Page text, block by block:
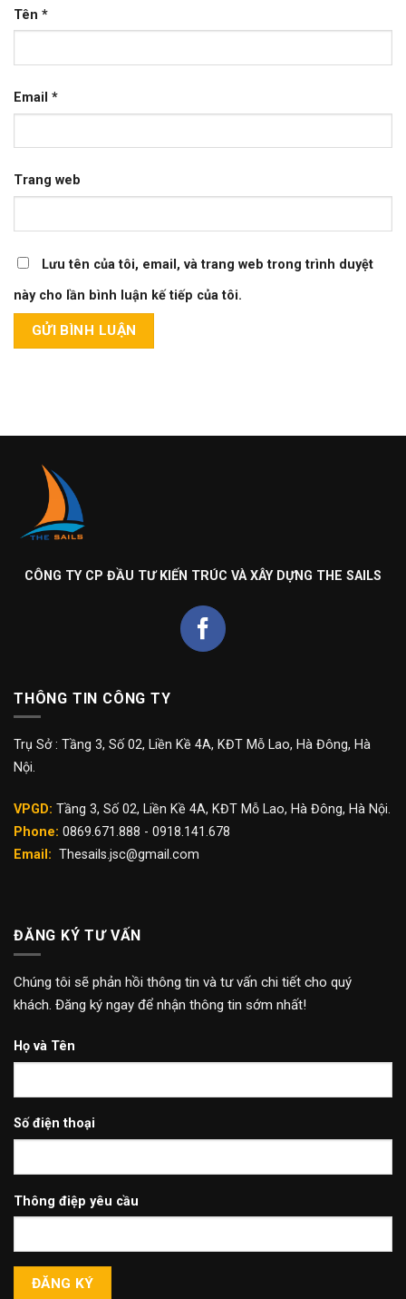
Tên *
Email *
Trang web
Lưu tên của tôi, email, và trang web trong trình duyệt
này cho lần bình luận kế tiếp của tôi.
CÔNG TY CP ĐẦU TƯ KIẾN TRÚC VÀ XÂY DỰNG THE SAILS
THÔNG TIN CÔNG TY
Trụ Sở : Tầng 3, Số 02, Liền Kề 4A, KĐT Mỗ Lao, Hà Đông, Hà
Nội.
VPGD: Tầng 3, Số 02, Liền Kề 4A, KĐT Mỗ Lao, Hà Đông, Hà Nội.
Phone: 0869.671.888 - 0918.141.678
Email: Thesails.jsc@gmail.com
ĐĂNG KÝ TƯ VẤN
Chúng tôi sẽ phản hồi thông tin và tư vấn chi tiết cho quý
khách. Đăng ký ngay để nhận thông tin sớm nhất!
Họ và Tên
Số điện thoại
Thông điệp yêu cầu